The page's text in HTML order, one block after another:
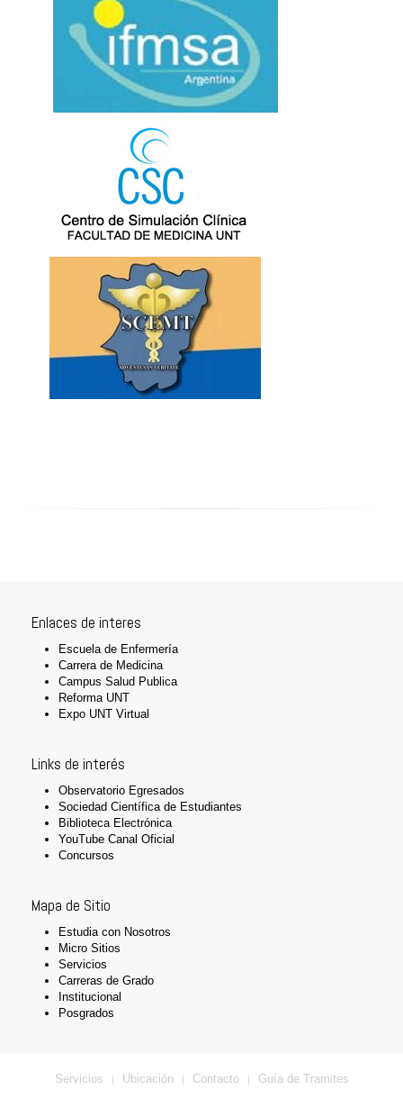
Enlaces de interes
Escuela de Enfermería
Carrera de Medicina
Campus Salud Publica
Reforma UNT
Expo UNT Virtual
Links de interés
Observatorio Egresados
Sociedad Científica de Estudiantes
Biblioteca Electrónica
YouTube Canal Oficial
Concursos
Mapa de Sitio
Estudia con Nosotros
Micro Sitios
Servicios
Carreras de Grado
Institucional
Posgrados
Servicios Ubicación Contacto Guía de Tramites